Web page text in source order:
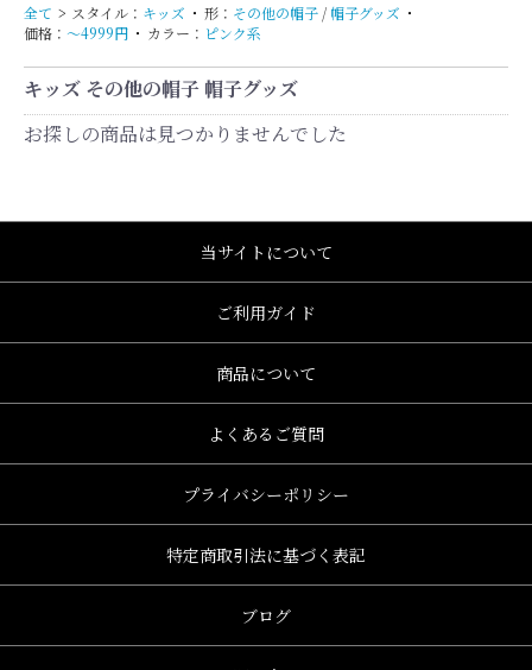
全て > スタイル： キッズ ・ 形： その他の帽子 / 帽子グッズ ・
価格： 〜4999円 ・ カラー： ピンク系
キッズ その他の帽子 帽子グッズ
お探しの商品は見つかりませんでした
当サイトについて
ご利用ガイド
商品について
よくあるご質問
プライバシーポリシー
特定商取引法に基づく表記
ブログ